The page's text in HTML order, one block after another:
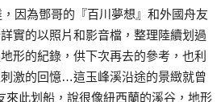
因為鄧哥的『百川夢想』和外國舟友
實的以照片和影音檔，整理陸續划過
形的紀錄，供下次再去的參考，也利
激的回憶…這玉峰溪沿途的景緻就曾
來此划船，說很像紐西蘭的溪谷，地形